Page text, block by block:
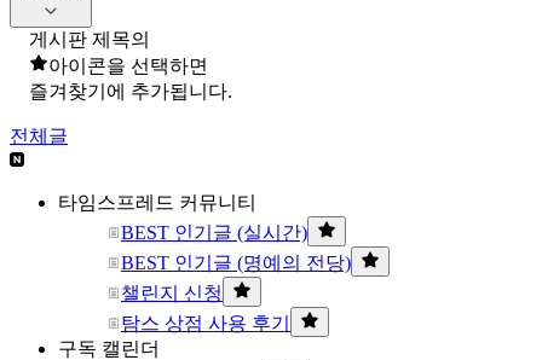
게시판 제목의
아이콘을 선택하면
즐겨찾기에 추가됩니다.
전체글
타임스프레드 커뮤니티
BEST 인기글 (실시간)
BEST 인기글 (명예의 전당)
챌린지 신청
탐스 상점 사용 후기
구독 캘린더